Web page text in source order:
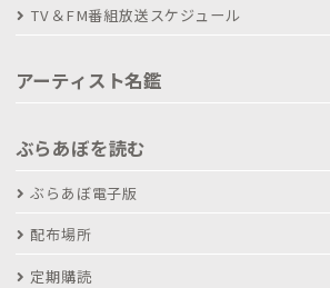
TV＆FM番組放送スケジュール
アーティスト名鑑
ぶらあぼを読む
ぶらあぼ電子版
配布場所
定期購読